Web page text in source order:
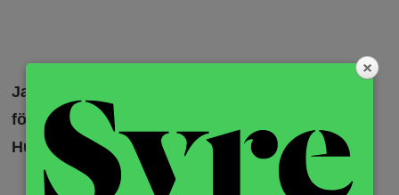
Jag har fått en faktura med förfrågan om
förnyelse, men vill inte fortsätta med tidningen.
Hur gör jag?